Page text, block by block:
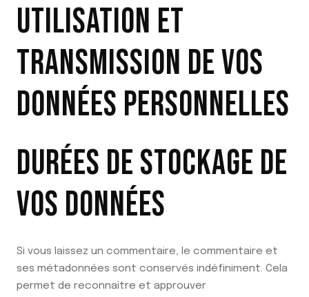
UTILISATION ET
TRANSMISSION DE VOS
DONNÉES PERSONNELLES
DURÉES DE STOCKAGE DE
VOS DONNÉES
Si vous laissez un commentaire, le commentaire et
ses métadonnées sont conservés indéfiniment. Cela
permet de reconnaître et approuver